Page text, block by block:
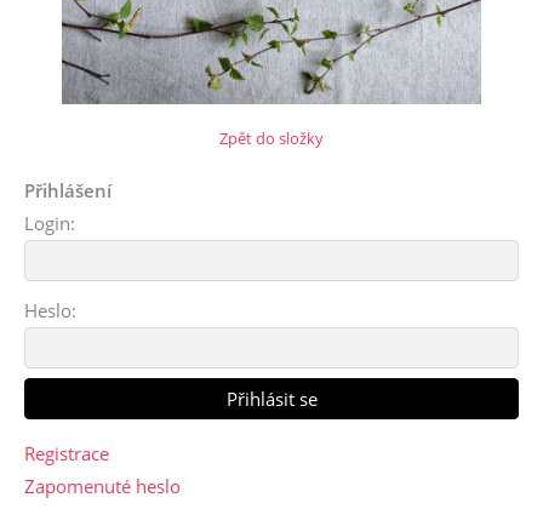
Zpět do složky
Přihlášení
Login:
Heslo:
Registrace
Zapomenuté heslo